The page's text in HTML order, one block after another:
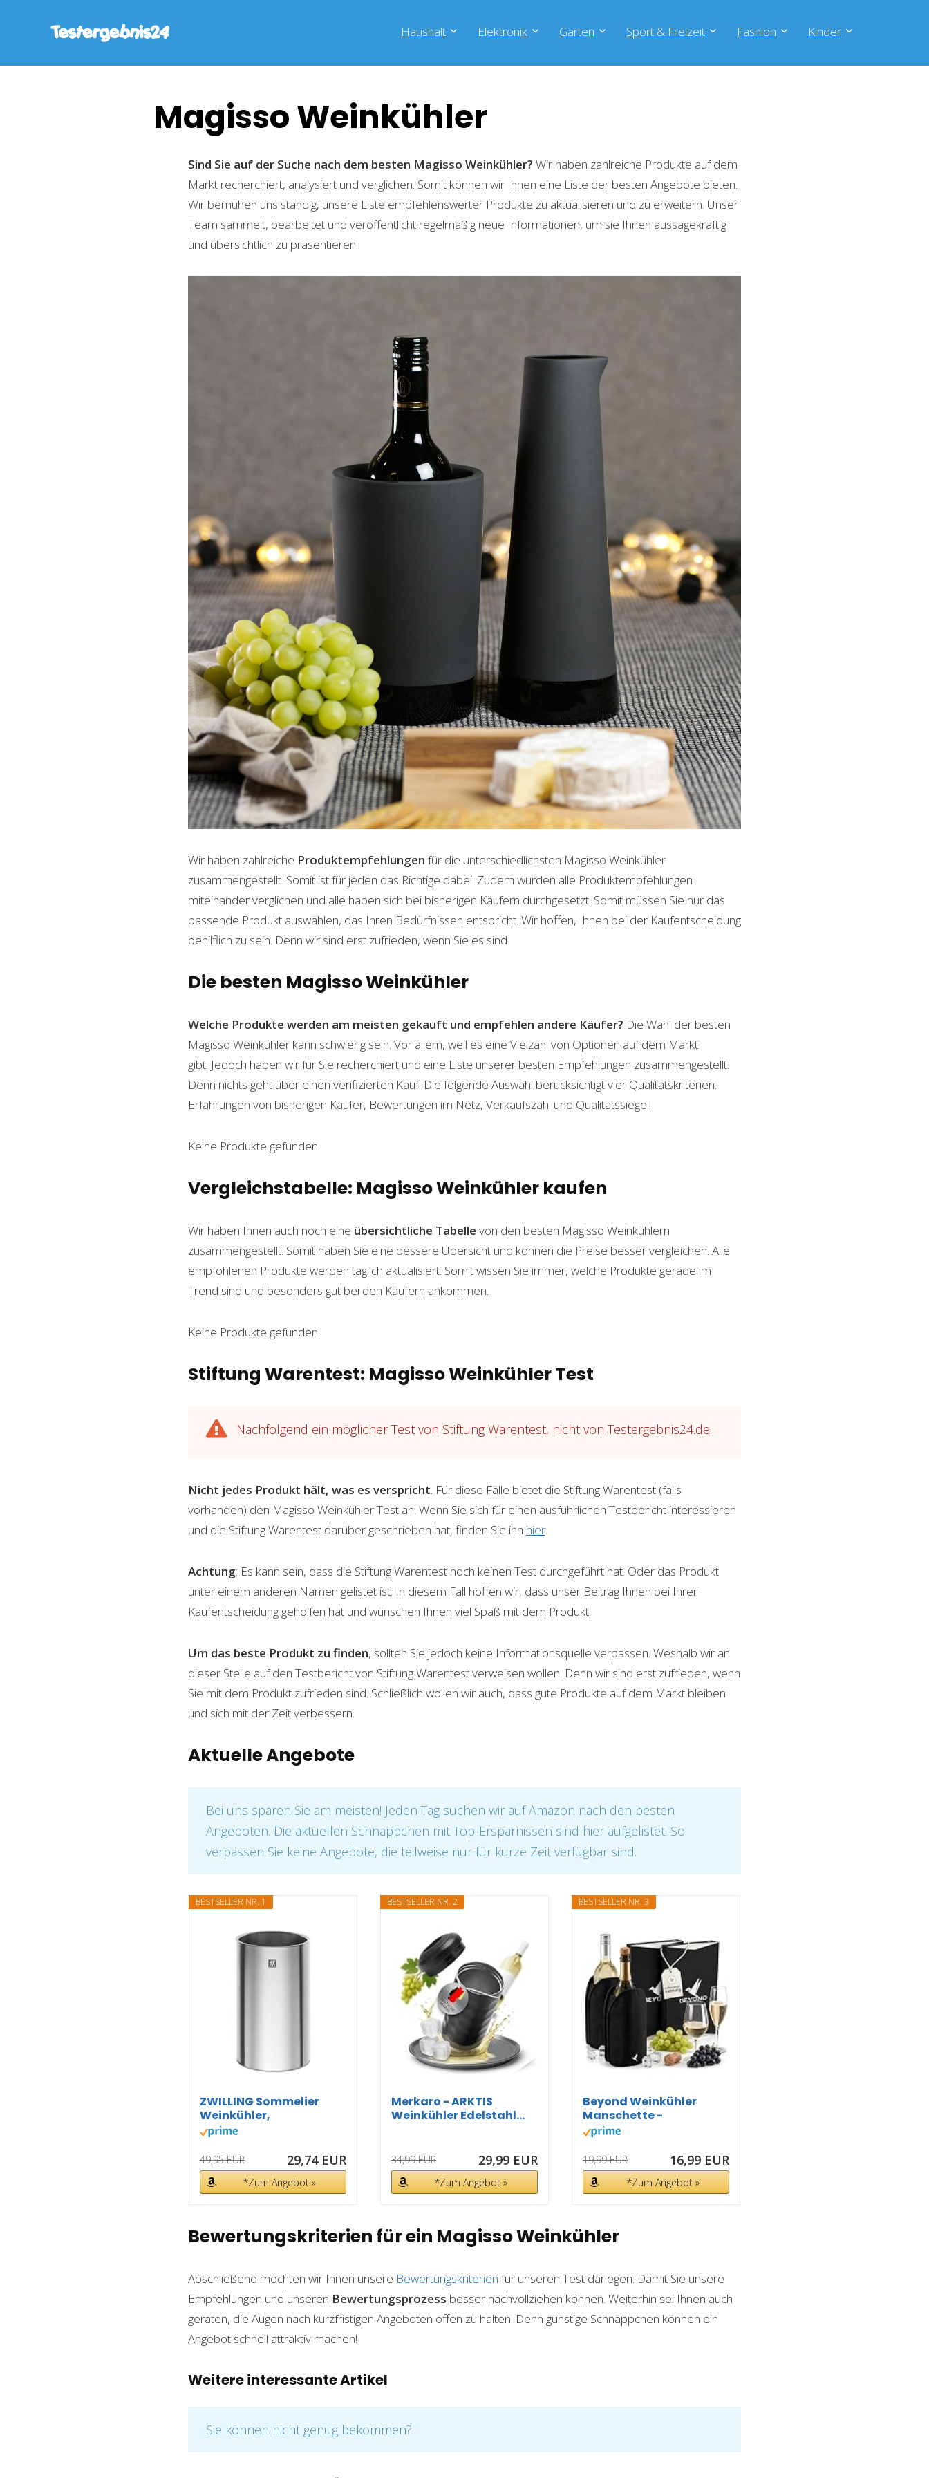
Haushalt Elektronik Garten Sport & Freizeit Fashion Kinder
Magisso Weinkühler
Sind Sie auf der Suche nach dem besten Magisso Weinkühler? Wir haben zahlreiche Produkte auf dem
Markt recherchiert, analysiert und verglichen. Somit können wir Ihnen eine Liste der besten Angebote bieten.
Wir bemühen uns ständig, unsere Liste empfehlenswerter Produkte zu aktualisieren und zu erweitern. Unser
Team sammelt, bearbeitet und veröffentlicht regelmäßig neue Informationen, um sie Ihnen aussagekräftig
und übersichtlich zu präsentieren.
Wir haben zahlreiche Produktempfehlungen für die unterschiedlichsten Magisso Weinkühler
zusammengestellt. Somit ist für jeden das Richtige dabei. Zudem wurden alle Produktempfehlungen
miteinander verglichen und alle haben sich bei bisherigen Käufern durchgesetzt. Somit müssen Sie nur das
passende Produkt auswählen, das Ihren Bedürfnissen entspricht. Wir hoffen, Ihnen bei der Kaufentscheidung
behilflich zu sein. Denn wir sind erst zufrieden, wenn Sie es sind.
Die besten Magisso Weinkühler
Welche Produkte werden am meisten gekauft und empfehlen andere Käufer? Die Wahl der besten
Magisso Weinkühler kann schwierig sein. Vor allem, weil es eine Vielzahl von Optionen auf dem Markt
gibt. Jedoch haben wir für Sie recherchiert und eine Liste unserer besten Empfehlungen zusammengestellt.
Denn nichts geht über einen verifizierten Kauf. Die folgende Auswahl berücksichtigt vier Qualitätskriterien.
Erfahrungen von bisherigen Käufer, Bewertungen im Netz, Verkaufszahl und Qualitätssiegel.
Keine Produkte gefunden.
Vergleichstabelle: Magisso Weinkühler kaufen
Wir haben Ihnen auch noch eine übersichtliche Tabelle von den besten Magisso Weinkühlern
zusammengestellt. Somit haben Sie eine bessere Übersicht und können die Preise besser vergleichen. Alle
empfohlenen Produkte werden täglich aktualisiert. Somit wissen Sie immer, welche Produkte gerade im
Trend sind und besonders gut bei den Käufern ankommen.
Keine Produkte gefunden.
Stiftung Warentest: Magisso Weinkühler Test
Nachfolgend ein möglicher Test von Stiftung Warentest, nicht von Testergebnis24.de.
Nicht jedes Produkt hält, was es verspricht. Für diese Fälle bietet die Stiftung Warentest (falls
vorhanden) den Magisso Weinkühler Test an. Wenn Sie sich für einen ausführlichen Testbericht interessieren
und die Stiftung Warentest darüber geschrieben hat, finden Sie ihn hier.
Achtung: Es kann sein, dass die Stiftung Warentest noch keinen Test durchgeführt hat. Oder das Produkt
unter einem anderen Namen gelistet ist. In diesem Fall hoffen wir, dass unser Beitrag Ihnen bei Ihrer
Kaufentscheidung geholfen hat und wünschen Ihnen viel Spaß mit dem Produkt.
Um das beste Produkt zu finden, sollten Sie jedoch keine Informationsquelle verpassen. Weshalb wir an
dieser Stelle auf den Testbericht von Stiftung Warentest verweisen wollen. Denn wir sind erst zufrieden, wenn
Sie mit dem Produkt zufrieden sind. Schließlich wollen wir auch, dass gute Produkte auf dem Markt bleiben
und sich mit der Zeit verbessern.
Aktuelle Angebote
Bei uns sparen Sie am meisten! Jeden Tag suchen wir auf Amazon nach den besten
Angeboten. Die aktuellen Schnäppchen mit Top-Ersparnissen sind hier aufgelistet. So
verpassen Sie keine Angebote, die teilweise nur für kurze Zeit verfügbar sind.
BESTSELLER NR. 1
ZWILLING Sommelier
Weinkühler,
Doppelwandig...
49,95 EUR 29,74 EUR
*Zum Angebot »
BESTSELLER NR. 2
Merkaro - ARKTIS
Weinkühler Edelstahl...
34,99 EUR 29,99 EUR
*Zum Angebot »
BESTSELLER NR. 3
Beyond Weinkühler
Manschette -
Kühlmanschette...
19,99 EUR 16,99 EUR
*Zum Angebot »
Bewertungskriterien für ein Magisso Weinkühler
Abschließend möchten wir Ihnen unsere Bewertungskriterien für unseren Test darlegen. Damit Sie unsere
Empfehlungen und unseren Bewertungsprozess besser nachvollziehen können. Weiterhin sei Ihnen auch
geraten, die Augen nach kurzfristigen Angeboten offen zu halten. Denn günstige Schnäppchen können ein
Angebot schnell attraktiv machen!
Weitere interessante Artikel
Sie können nicht genug bekommen?